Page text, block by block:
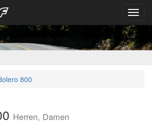
800
Herren, Damen